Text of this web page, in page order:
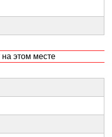
на этом месте